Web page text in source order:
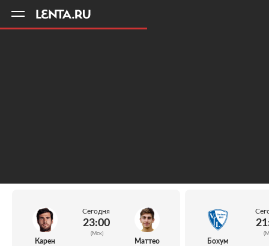
Карен
Сегодня
23:00
(Мск)
Маттео
Бохум